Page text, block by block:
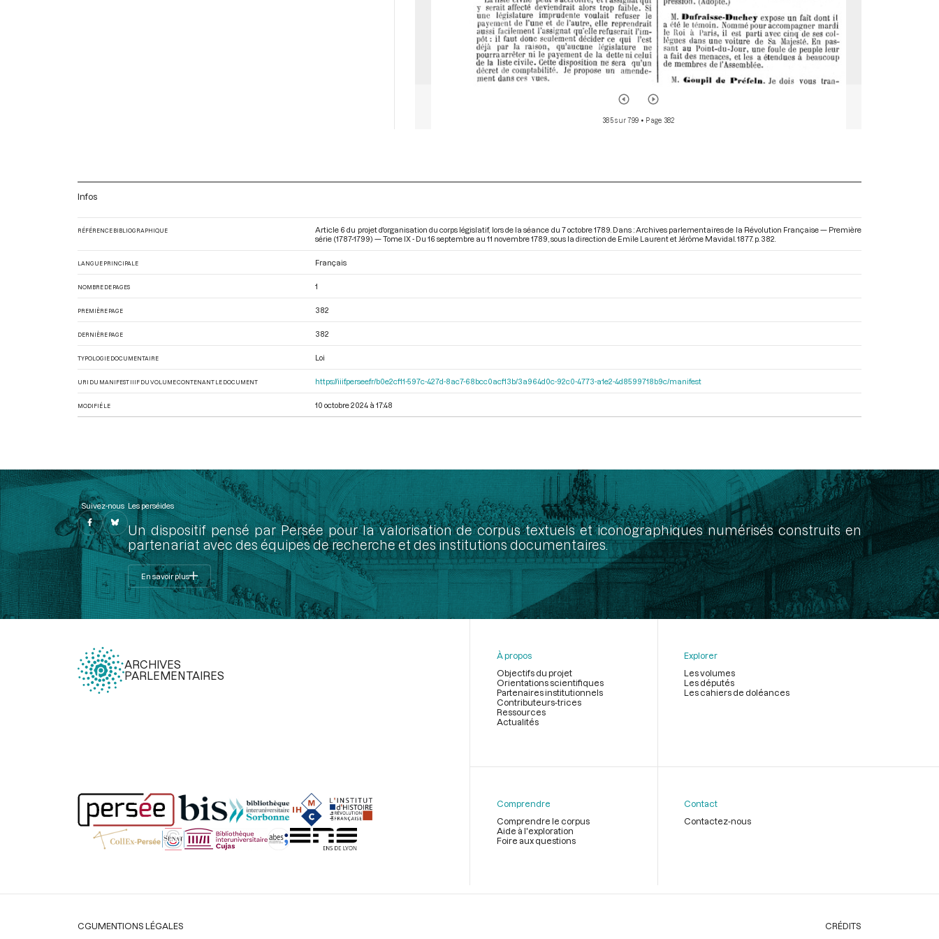
385 sur 799 • Page 382
Infos
RÉFÉRENCE BIBLIOGRAPHIQUE
Article 6 du projet d'organisation du corps législatif, lors de la séance du 7 octobre 1789. Dans : Archives parlementaires de la Révolution Française — Première
série (1787-1799) — Tome IX - Du 16 septembre au 11 novembre 1789 , sous la direction de Emile Laurent et Jérôme Mavidal. 1877. p. 382.
LANGUE PRINCIPALE Français
NOMBRE DE PAGES 1
PREMIÈRE PAGE 382
DERNIÈRE PAGE 382
TYPOLOGIE DOCUMENTAIRE Loi
URI DU MANIFEST IIIF DU VOLUME CONTENANT LE DOCUMENT https://iiif.persee.fr/b0e2cf11-597c-427d-8ac7-68bcc0acf13b/3a964d0c-92c0-4773-a1e2-4d8599718b9c/manifest
MODIFIÉ LE 10 octobre 2024 à 17:48
Suivez-nous Les perséides
Un dispositif pensé par Persée pour la valorisation de corpus textuels et iconographiques numérisés construits en
partenariat avec des équipes de recherche et des institutions documentaires.
En savoir plus
ARCHIVES
PARLEMENTAIRES
page
À propos
Objectifs du projet
Orientations scientifiques
Partenaires institutionnels
Contributeurs-trices
Ressources
Actualités
Explorer
Les volumes
Les députés
Les cahiers de doléances
Comprendre
Comprendre le corpus
Aide à l'exploration
Foire aux questions
Contact
Contactez-nous
Légal
CGUMENTIONS LÉGALES CRÉDITS